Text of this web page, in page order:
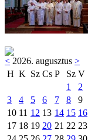
< 2026. augusztus >
H K Sz Cs P Sz V
1
2
3
4 5 6 7 8
9
10 11 12 13 14 15 16
17 18 19 20 21 22 23